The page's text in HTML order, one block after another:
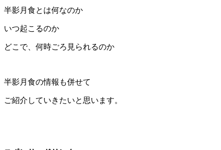
半影月食とは何なのか
いつ起こるのか
どこで、何時ごろ見られるのか
半影月食の情報も併せて
ご紹介していきたいと思います。